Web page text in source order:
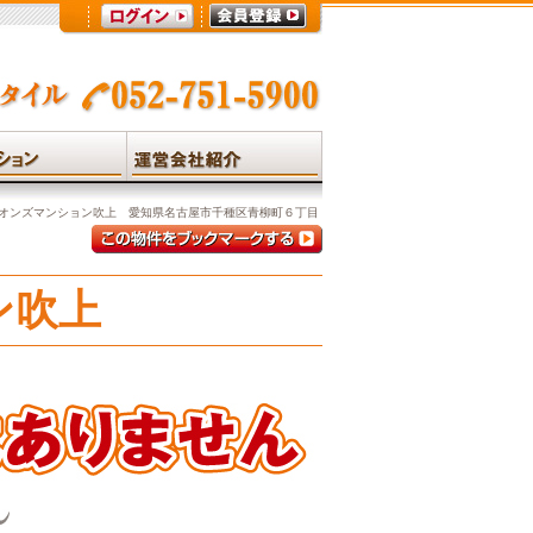
ンズマンション吹上 愛知県名古屋市千種区青柳町６丁目
吹上